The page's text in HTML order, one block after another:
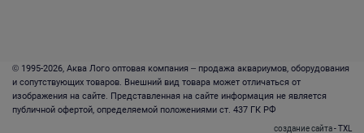
© 1995-2026, Аква Лого оптовая компания – продажа аквариумов, оборудования
и сопутствующих товаров. Внешний вид товара может отличаться от
изображения на сайте. Представленная на сайте информация не является
публичной офертой, определяемой положениями ст. 437 ГК РФ
создание сайта- TXL